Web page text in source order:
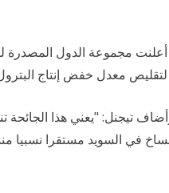
من بلوغ 50 دولارًا، بعدما أعلنت مجموعة
تيجنل: "يعني هذا الجائحة